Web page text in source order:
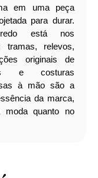
em uma peça
para durar.
está nos
tramas, relevos,
originais de
e costuras
à mão são a
da marca,
moda quanto no